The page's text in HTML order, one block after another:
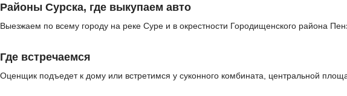
Районы Сурска, где выкупаем авто
Выезжаем по всему городу на реке Суре и в окрестности Городищенского района
Где встречаемся
Оценщик подъедет к дому или встретимся у суконного комбината, центральной